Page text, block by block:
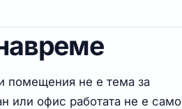
помещения не е тема за
или офис работата не е само